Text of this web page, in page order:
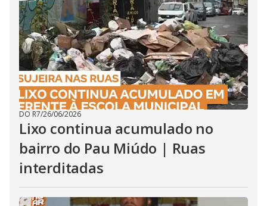
DO R7/26/06/2026
Lixo continua acumulado no
bairro do Pau Miúdo | Ruas
interditadas